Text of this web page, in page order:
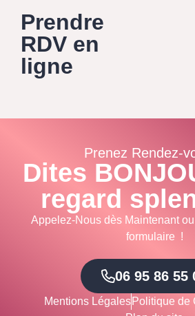
Prendre
RDV en
ligne
Prenez Rendez-
Dites
regard
Appelez-Nous dès Maintenant
formulaire !
06 95 86 55
Mentions LégalesPolitique de